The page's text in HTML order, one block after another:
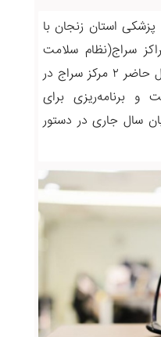
استان زنجان با
سراج(نظام سلامت
روان ) در استان، گفت: در حال حاضر ۲ مرکز سراج در
برنامه‌ریزی برای
سال جاری در دستور